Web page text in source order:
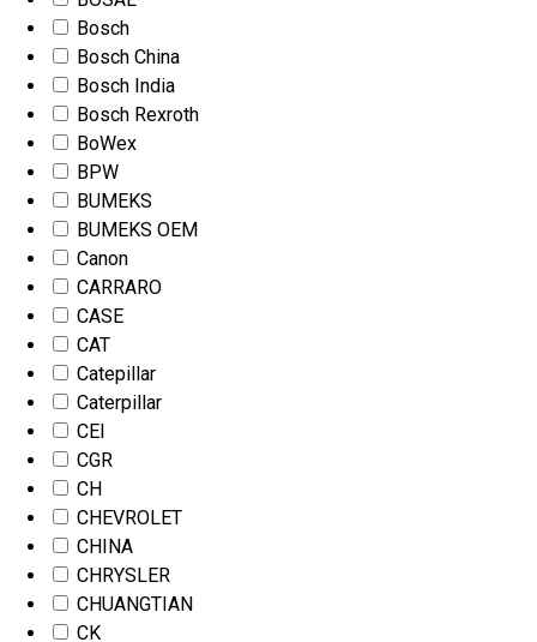
Bosch
Bosch China
Bosch India
Bosch Rexroth
BoWex
BPW
BUMEKS
BUMEKS OEM
Canon
CARRARO
CASE
CAT
Catepillar
Caterpillar
CEI
CGR
CH
CHEVROLET
CHINA
CHRYSLER
CHUANGTIAN
CK